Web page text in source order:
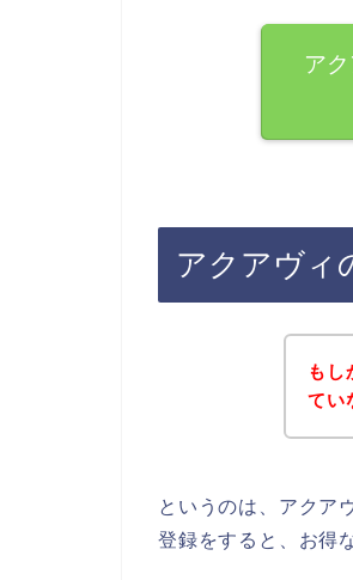
ア
アクアヴィ
もし
てい
というのは、アクア
登録をすると、お得